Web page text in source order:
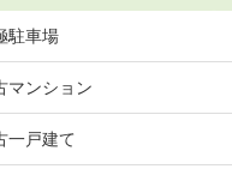
駐車場
マンション
一戸建て